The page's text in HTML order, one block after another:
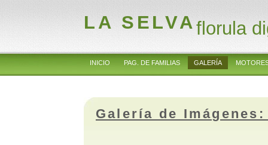
LA SELVAflorula
INICIO PAG. DE FAMILIAS GALERÍA
Galería de